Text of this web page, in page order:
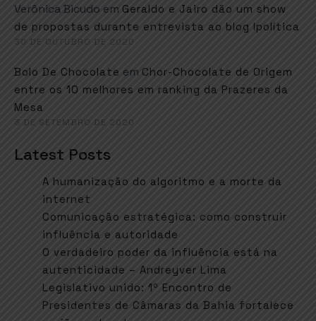
Verônica Bicudo em Geraldo e Jairo dão um show
de propostas durante entrevista ao blog Ipolítica
30 DE OUTUBRO DE 2020
Bolo De Chocolate em Chor-Chocolate de Origem
entre os 10 melhores em ranking da Prazeres da
Mesa
3 DE SETEMBRO DE 2020
Latest Posts
A humanização do algoritmo e a morte da
internet
Comunicação estratégica: como construir
influência e autoridade
O verdadeiro poder da influência está na
autenticidade – Andreyver Lima
Legislativo unido: 1º Encontro de
Presidentes de Câmaras da Bahia fortalece